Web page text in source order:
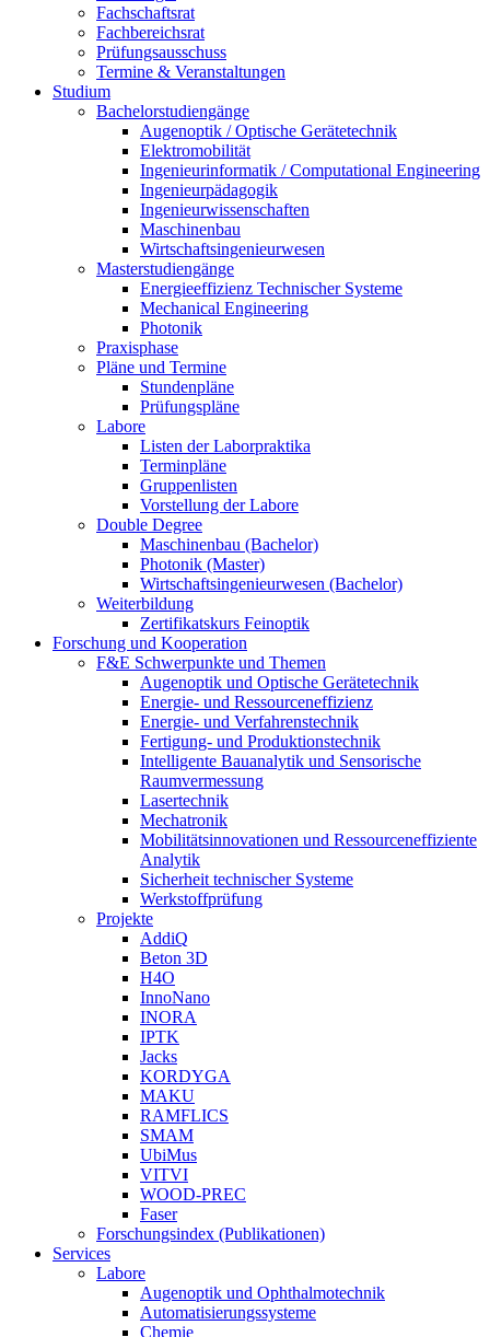
Fachschaftsrat
Fachbereichsrat
Prüfungsausschuss
Termine & Veranstaltungen
Studium
Bachelorstudiengänge
Augenoptik / Optische Gerätetechnik
Elektromobilität
Ingenieurinformatik / Computational Engineering
Ingenieurpädagogik
Ingenieurwissenschaften
Maschinenbau
Wirtschaftsingenieurwesen
Masterstudiengänge
Energieeffizienz Technischer Systeme
Mechanical Engineering
Photonik
Praxisphase
Pläne und Termine
Stundenpläne
Prüfungspläne
Labore
Listen der Laborpraktika
Terminpläne
Gruppenlisten
Vorstellung der Labore
Double Degree
Maschinenbau (Bachelor)
Photonik (Master)
Wirtschaftsingenieurwesen (Bachelor)
Weiterbildung
Zertifikatskurs Feinoptik
Forschung und Kooperation
F&E Schwerpunkte und Themen
Augenoptik und Optische Gerätetechnik
Energie- und Ressourceneffizienz
Energie- und Verfahrenstechnik
Fertigung- und Produktionstechnik
Intelligente Bauanalytik und Sensorische
Raumvermessung
Lasertechnik
Mechatronik
Mobilitätsinnovationen und Ressourceneffiziente
Analytik
Sicherheit technischer Systeme
Werkstoffprüfung
Projekte
AddiQ
Beton 3D
H4O
InnoNano
INORA
IPTK
Jacks
KORDYGA
MAKU
RAMFLICS
SMAM
UbiMus
VITVI
WOOD-PREC
Faser
Forschungsindex (Publikationen)
Services
Labore
Augenoptik und Ophthalmotechnik
Automatisierungssysteme
Chemie